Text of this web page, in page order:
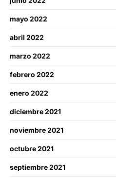
mayo 2022
abril 2022
marzo 2022
febrero 2022
enero 2022
diciembre 2021
noviembre 2021
octubre 2021
septiembre 2021